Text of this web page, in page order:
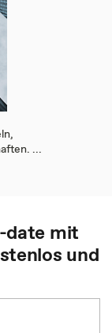
...
date mit
und